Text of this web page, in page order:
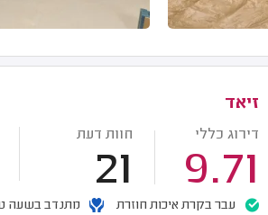
זיאד
דירוג כללי
9.71
חוות דעת
21
עבר בקרת איכות חוזרת מתנדב בשעה